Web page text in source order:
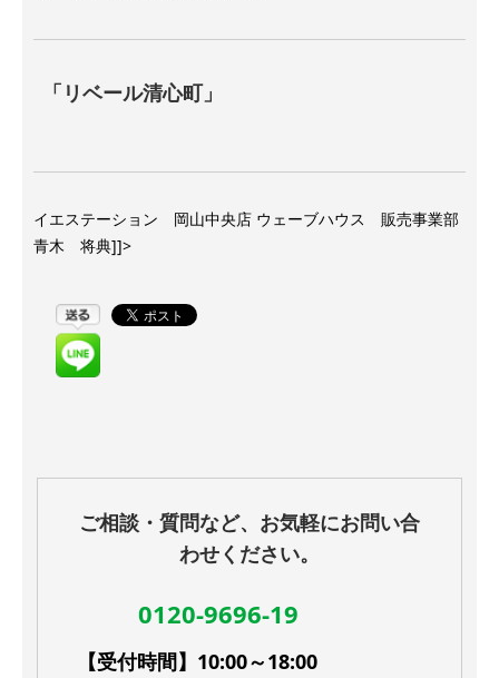
「リベール清心町」
イエステーション 岡山中央店 ウェーブハウス 販売事業部
青木 将典]]>
ご相談・質問など、お気軽にお問い合
わせください。
0120-9696-19
【受付時間】10:00～18:00